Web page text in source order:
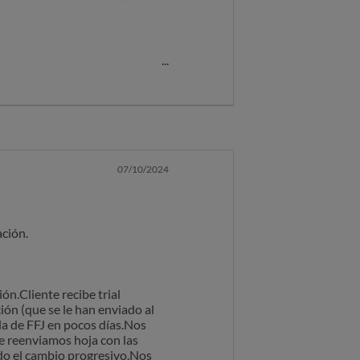
ustedes me han mandado
y otros datos para segun
echo bajo el concepto
diarios son 2.310 grs.
es cosa mia y la hago
21 dias de su comida y
en mi casa como si le
JOE se ha comprometido
07/10/2024
recibe trial
(que se le han enviado al
de FFJ en pocos días.Nos
reenviamos hoja con las
el cambio progresivo.Nos